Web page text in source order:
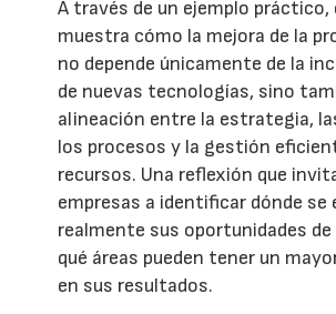
A través de un ejemplo práctico,
muestra cómo la mejora de la
no depende únicamente de la
de nuevas tecnologías, sino
alineación entre la estrategia,
los procesos y la gestión
recursos. Una reflexión que
empresas a identificar dónde se
realmente sus oportunidades
qué áreas pueden tener un
en sus resultados.